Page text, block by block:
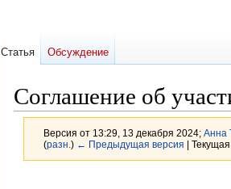
Соглашение об
Версия от 13:29, 13 декабря 2024; Анна
(разн. ) ← Предыдущая версия |
Статья Обсуждение